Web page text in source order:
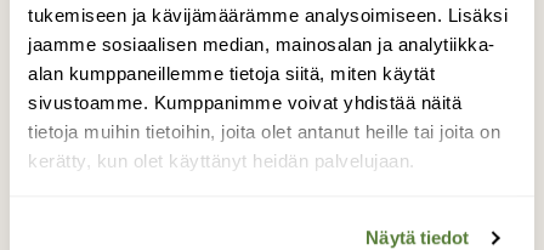
tukemiseen ja kävijämäärämme analysoimiseen. Lisäksi
jaamme sosiaalisen median, mainosalan ja analytiikka-
alan kumppaneillemme tietoja siitä, miten käytät
sivustoamme. Kumppanimme voivat yhdistää näitä
tietoja muihin tietoihin, joita olet antanut heille tai joita on
kerätty, kun olet käyttänyt heidän palvelujaan.
Näytä tiedot
Lennähti syömään pelto-ohdakkeen
siemeniä.
Valokuvaaja: Risto Kangassalo, Raision keskusta
28.6.2024